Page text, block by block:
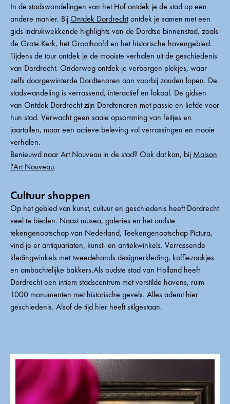
In de stadswandelingen van het Hofontdek je de stad op een
andere manier. BijOntdek Dordrechtontdek je samen met een
gids indrukwekkende highlights van de Dordtse binnenstad, zoals
de Grote Kerk, het Groothoofd en het historische havengebied.
Tijdens de tour ontdek je de mooiste verhalen uit de geschiedenis
van Dordrecht. Onderweg ontdek je verborgen plekjes, waar
zelfs doorgewinterde Dordtenaren aan voorbij zouden lopen. De
stadswandeling is verrassend, interactief en lokaal. De gidsen
van Ontdek Dordrecht zijn Dordtenaren met passie en liefde voor
hun stad. Verwacht geen saaie opsomming van feitjes en
jaartallen, maar een actieve beleving vol verrassingen en mooie
verhalen.
Benieuwd naar Art Nouveau in de stad? Ook dat kan, bij Maison
l'Art Nouveau.
Cultuur shoppen
Op het gebied van kunst, cultuur en geschiedenis heeft Dordrecht
veel te bieden. Naast musea, galeries en het oudste
tekengenootschap van Nederland, Teekengenootschap Pictura,
vind je er antiquariaten, kunst- en antiekwinkels. Verrassende
kledingwinkels met tweedehands designerkleding, koffiezaakjes
en ambachtelijke bakkers.Als oudste stad van Holland heeft
Dordrecht een intiem stadscentrum met verstilde havens, ruim
1000 monumenten met historische gevels. Alles ademt hier
geschiedenis. Alsof de tijd hier heeft stilgestaan.